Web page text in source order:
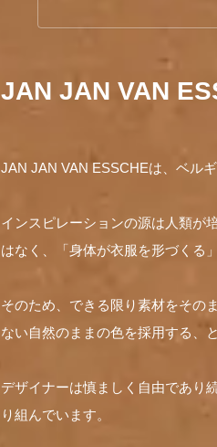
JAN JAN VAN
JAN JAN VAN ESSCHEは、ベル
インスピレーションの源は人類が
はなく、「身体が衣服を形づくる
そのため、できる限り素材をその
ない自然のままの色を採用する、
デザイナーは慎ましく自由であり
り組んでいます。